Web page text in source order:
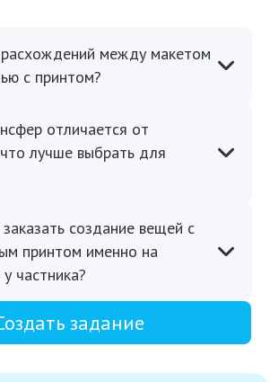
между макетом
с принтом?
отличается от
лучше выбрать для
создание вещей с
принтом именно на
частника?
задание